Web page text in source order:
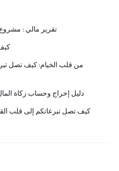
تقرير مالي :
دليل إخراج وحساب زكاة المال لغزة 2026: أمانة